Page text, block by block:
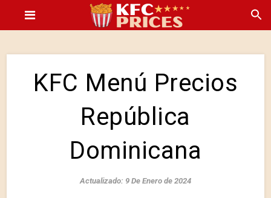
KFC Menú Precios
República
Dominicana
Actualizado: 9 De Enero de 2024